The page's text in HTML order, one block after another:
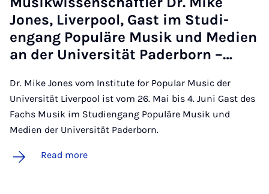
Jones, Liv­er­pool, Gast im Stud­i­
engang Pop­uläre Mu­sik und Medi­en
an der Uni­versität Pader­born –…
Dr. Mike Jones vom Institute for Popular Music der
Universität Liverpool ist vom 26. Mai bis 4. Juni Gast des
Fachs Musik im Studiengang Populäre Musik und
Medien der Universität Paderborn.
Read more